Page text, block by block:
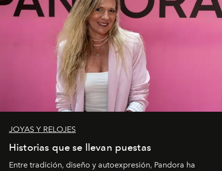
JOYAS Y RELOJES
Historias que se llevan puestas
Entre tradición, diseño y autoexpresión, Pandora ha